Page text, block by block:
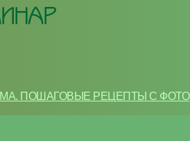
ПОШАГОВЫЕ РЕЦЕПТЫ С ФОТО